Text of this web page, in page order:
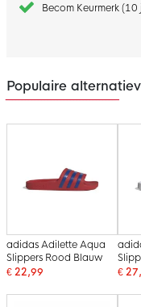
Becom Keurmerk
Populaire
adidas Adilette Aqua
Slippers Rood Blauw
€ 22,99
€